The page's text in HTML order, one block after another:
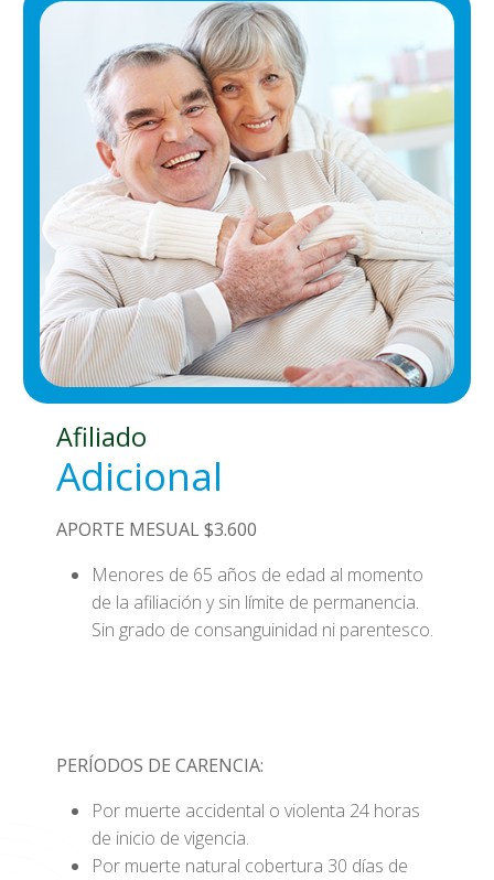
Afiliado
Adicional
APORTE MESUAL $3.600
Menores de 65 años de edad al momento
de la afiliación y sin límite de permanencia.
Sin grado de consanguinidad ni parentesco.
PERÍODOS DE CARENCIA:
Por muerte accidental o violenta 24 horas
de inicio de vigencia.
Por muerte natural cobertura 30 días de